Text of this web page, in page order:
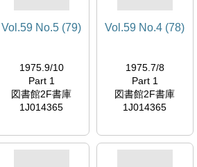
Vol.59 No.5 (79)
1975.9/10
Part 1
図書館2F書庫
1J014365
Vol.59 No.4 (78)
1975.7/8
Part 1
図書館2F書庫
1J014365